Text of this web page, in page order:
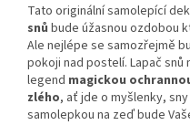
Tato originální samolepící
snů bude úžasnou ozdobou
Ale nejlépe se samozřejmě
pokoji nad postelí. Lapač snů
legend magickou
zlého, ať jde o myšlenky,
samolepkou na zeď bude